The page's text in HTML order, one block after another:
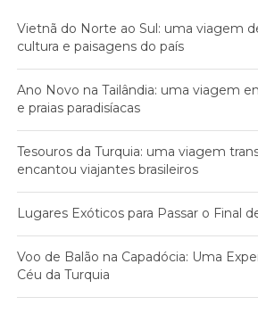
Vietnã do Norte ao Sul: uma viagem
cultura e paisagens do país
Ano Novo na Tailândia: uma viagem
e praias paradisíacas
Tesouros da Turquia: uma viagem
encantou viajantes brasileiros
Lugares Exóticos para Passar o Final
Voo de Balão na Capadócia: Uma
Céu da Turquia